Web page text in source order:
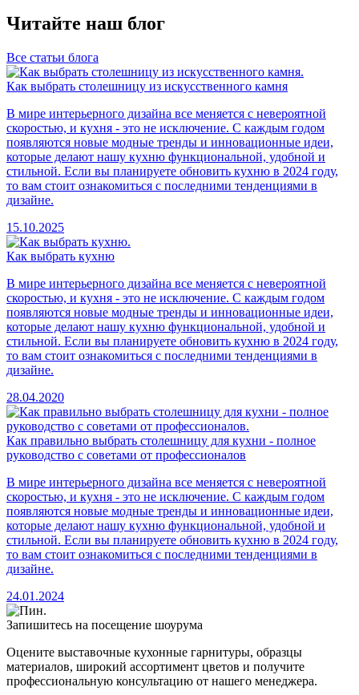
Читайте наш блог
Все статьи блога
Как выбрать столешницу из искусственного камня
В мире интерьерного дизайна все меняется с невероятной
скоростью, и кухня - это не исключение. С каждым годом
появляются новые модные тренды и инновационные идеи,
которые делают нашу кухню функциональной, удобной и
стильной. Если вы планируете обновить кухню в 2024 году,
то вам стоит ознакомиться с последними тенденциями в
дизайне.
15.10.2025
Как выбрать кухню
В мире интерьерного дизайна все меняется с невероятной
скоростью, и кухня - это не исключение. С каждым годом
появляются новые модные тренды и инновационные идеи,
которые делают нашу кухню функциональной, удобной и
стильной. Если вы планируете обновить кухню в 2024 году,
то вам стоит ознакомиться с последними тенденциями в
дизайне.
28.04.2020
Как правильно выбрать столешницу для кухни - полное
руководство с советами от профессионалов
В мире интерьерного дизайна все меняется с невероятной
скоростью, и кухня - это не исключение. С каждым годом
появляются новые модные тренды и инновационные идеи,
которые делают нашу кухню функциональной, удобной и
стильной. Если вы планируете обновить кухню в 2024 году,
то вам стоит ознакомиться с последними тенденциями в
дизайне.
24.01.2024
Запишитесь на посещение шоурума
Оцените выставочные кухонные гарнитуры, образцы
материалов, широкий ассортимент цветов и получите
профессиональную консультацию от нашего менеджера.